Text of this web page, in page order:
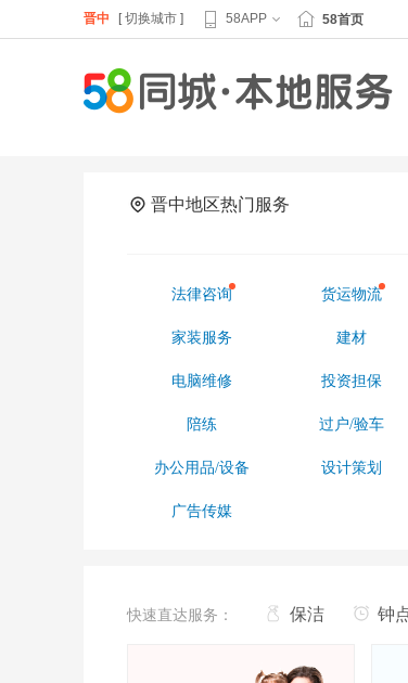
晋中 [ 切换城市 ] 58APP 58首页
晋中地区热门服务
法律咨询 货运物流
家装服务 建材
电脑维修 投资担保
陪练 过户/验车
办公用品/设备 设计策划
广告传媒
快速直达服务： 保洁 钟